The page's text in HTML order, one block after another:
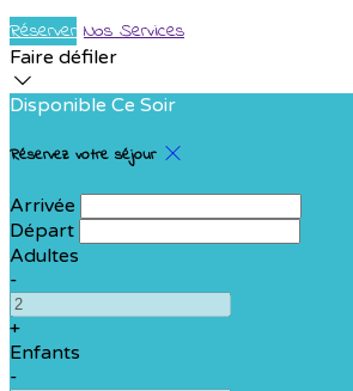
Réserver Nos Services
Faire défiler
Disponible Ce Soir
Réservez votre séjour
Arrivée
Départ
Adultes
-
+
Enfants
-